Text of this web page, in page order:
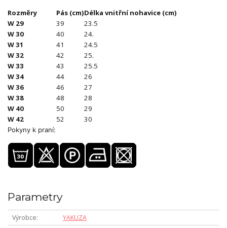
Rozměry
Pás (cm)Délka vnitřní nohavice (cm)
W 29
39
23.5
W 30
40
24.
W 31
41
24.5
W 32
42
25.
W 33
43
25.5
W 34
44
26
W 36
46
27
W 38
48
28
W 40
50
29
W 42
52 30
Pokyny k praní:
Parametry
Výrobce
YAKUZA